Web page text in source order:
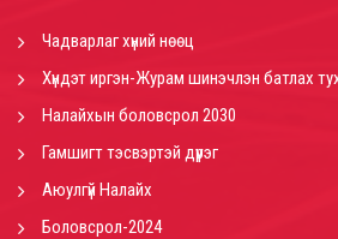
Чадварлаг хүний нөөц
Хүндэт иргэн-Журам шинэчлэн батлах
Налайхын боловсрол 2030
Гамшигт тэсвэртэй дүүрэг
Аюулгүй Налайх
Боловсрол-2024